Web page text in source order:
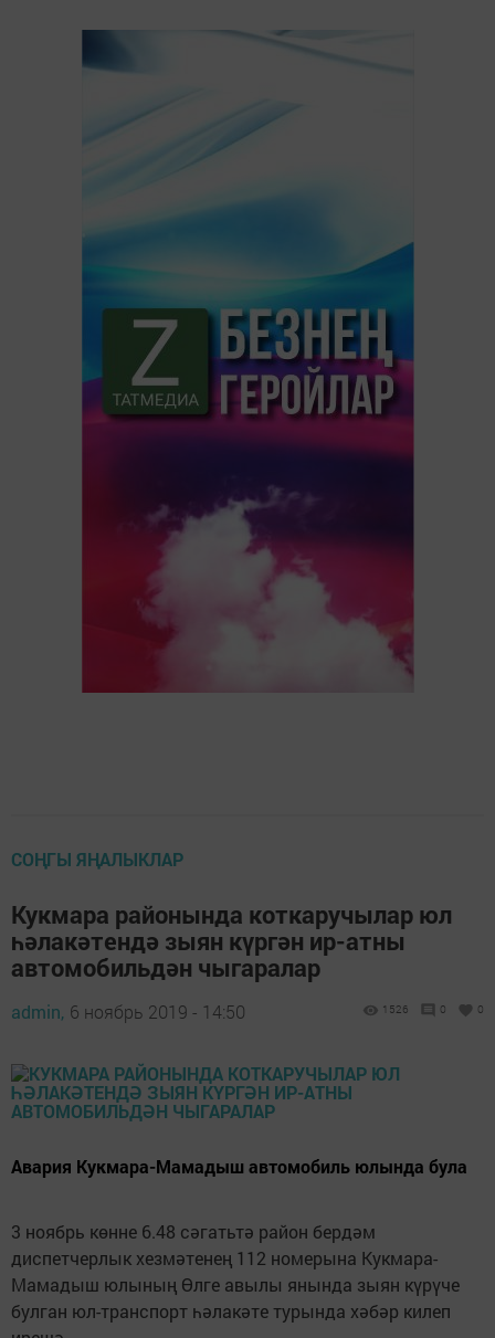
СОҢГЫ ЯҢАЛЫКЛАР
Кукмара районында коткаручылар юл
һәлакәтендә зыян күргән ир-атны
автомобильдән чыгаралар
admin, 6 ноябрь 2019 - 14:50 1526 0 0
Авария Кукмара-Мамадыш автомобиль юлында була
3 ноябрь көнне 6.48 сәгатьтә район бердәм
диспетчерлык хезмәтенең 112 номерына Кукмара-
Мамадыш юлының Өлге авылы янында зыян күрүче
булган юл-транспорт һәлакәте турында хәбәр килеп